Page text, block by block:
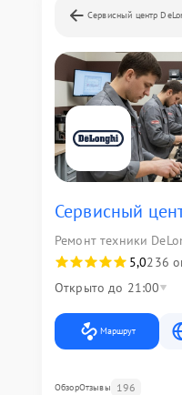
Сервисный центр
Сервисный
Ремонт техники
5,0236
Открыто до 21:00
Маршрут
ОбзорОтзывы 196